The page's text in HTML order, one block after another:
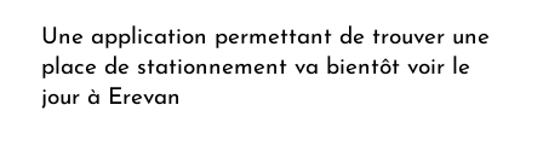
Une application permettant de trouver une
place de stationnement va bientôt voir le
jour à Erevan